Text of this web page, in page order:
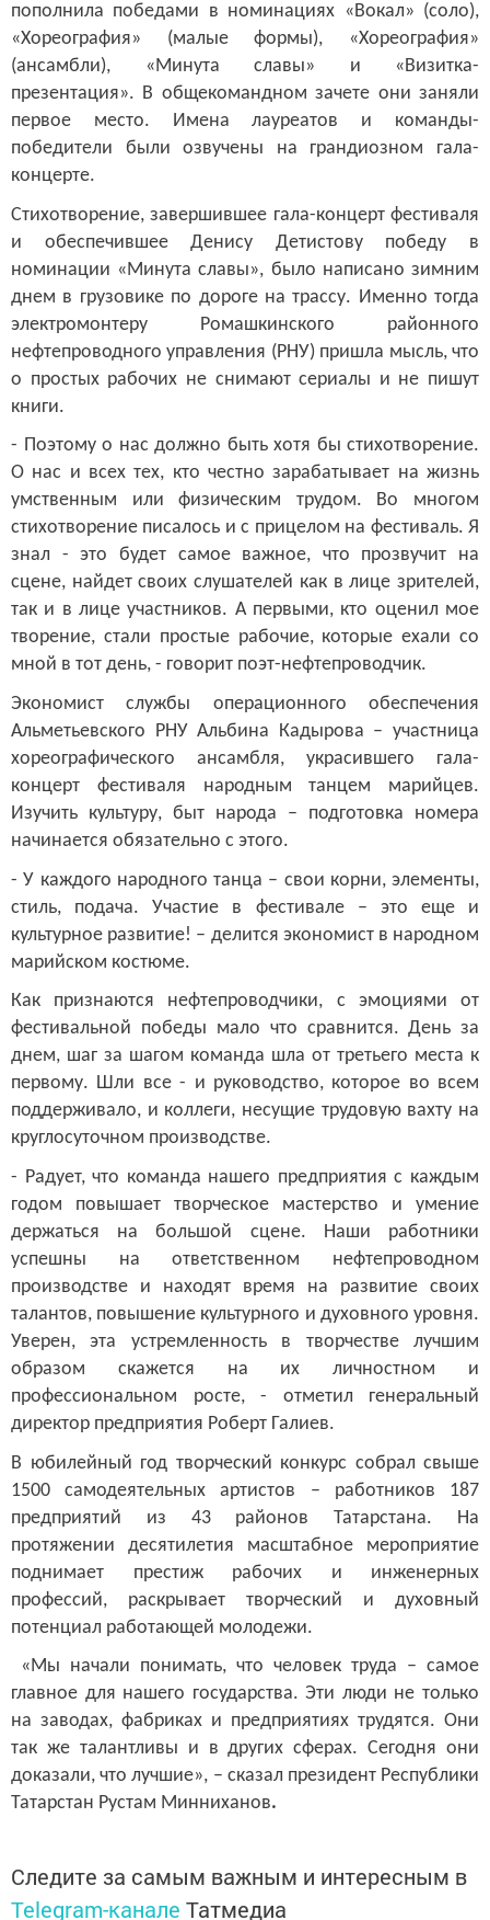
пополнила победами в номинациях «Вокал» (соло),
«Хореография» (малые формы), «Хореография»
(ансамбли), «Минута славы» и «Визитка-
презентация». В общекомандном зачете они заняли
первое место. Имена лауреатов и команды-
победители были озвучены на грандиозном гала-
концерте.
Стихотворение, завершившее гала-концерт фестиваля
и обеспечившее Денису Детистову победу в
номинации «Минута славы», было написано зимним
днем в грузовике по дороге на трассу. Именно тогда
электромонтеру Ромашкинского районного
нефтепроводного управления (РНУ) пришла мысль, что
о простых рабочих не снимают сериалы и не пишут
книги.
- Поэтому о нас должно быть хотя бы стихотворение.
О нас и всех тех, кто честно зарабатывает на жизнь
умственным или физическим трудом. Во многом
стихотворение писалось и с прицелом на фестиваль. Я
знал - это будет самое важное, что прозвучит на
сцене, найдет своих слушателей как в лице зрителей,
так и в лице участников. А первыми, кто оценил мое
творение, стали простые рабочие, которые ехали со
мной в тот день, - говорит поэт-нефтепроводчик.
Экономист службы операционного обеспечения
Альметьевского РНУ Альбина Кадырова – участница
хореографического ансамбля, украсившего гала-
концерт фестиваля народным танцем марийцев.
Изучить культуру, быт народа – подготовка номера
начинается обязательно с этого.
- У каждого народного танца – свои корни, элементы,
стиль, подача. Участие в фестивале – это еще и
культурное развитие! – делится экономист в народном
марийском костюме.
Как признаются нефтепроводчики, с эмоциями от
фестивальной победы мало что сравнится. День за
днем, шаг за шагом команда шла от третьего места к
первому. Шли все - и руководство, которое во всем
поддерживало, и коллеги, несущие трудовую вахту на
круглосуточном производстве.
- Радует, что команда нашего предприятия с каждым
годом повышает творческое мастерство и умение
держаться на большой сцене. Наши работники
успешны на ответственном нефтепроводном
производстве и находят время на развитие своих
талантов, повышение культурного и духовного уровня.
Уверен, эта устремленность в творчестве лучшим
образом скажется на их личностном и
профессиональном росте, - отметил генеральный
директор предприятия Роберт Галиев.
В юбилейный год творческий конкурс собрал свыше
1500 самодеятельных артистов – работников 187
предприятий из 43 районов Татарстана. На
протяжении десятилетия масштабное мероприятие
поднимает престиж рабочих и инженерных
профессий, раскрывает творческий и духовный
потенциал работающей молодежи.
«Мы начали понимать, что человек труда – самое
главное для нашего государства. Эти люди не только
на заводах, фабриках и предприятиях трудятся. Они
так же талантливы и в других сферах. Сегодня они
доказали, что лучшие», – сказал президент Республики
Татарстан Рустам Минниханов.
Следите за самым важным и интересным в
Telegram-канале Татмедиа